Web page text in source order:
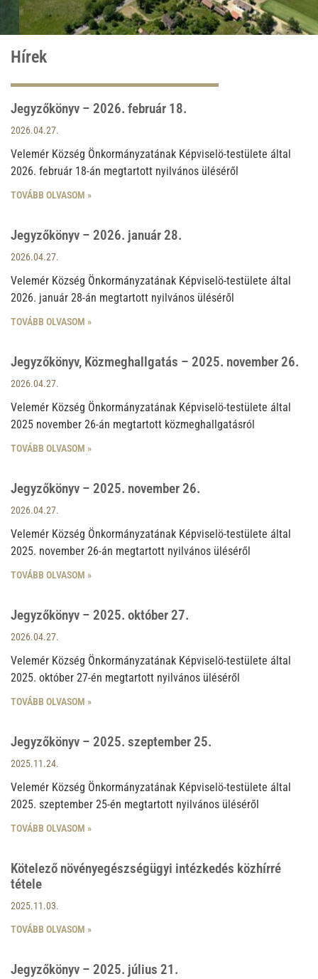
Hírek
Jegyzőkönyv – 2026. február 18.
2026.04.27.
Velemér Község Önkormányzatának Képviselö-testülete által
2026. február 18-án megtartott nyilvános üléséről
TOVÁBB OLVASOM »
Jegyzőkönyv – 2026. január 28.
2026.04.27.
Velemér Község Önkormányzatának Képviselö-testülete által
2026. január 28-án megtartott nyilvános üléséről
TOVÁBB OLVASOM »
Jegyzőkönyv, Közmeghallgatás – 2025. november 26.
2026.04.27.
Velemér Község Önkormányzatának Képviselö-testülete által
2025 november 26-án megtartott közmeghallgatásról
TOVÁBB OLVASOM »
Jegyzőkönyv – 2025. november 26.
2026.04.27.
Velemér Község Önkormányzatának Képviselö-testülete által
2025. november 26-án megtartott nyilvános üléséről
TOVÁBB OLVASOM »
Jegyzőkönyv – 2025. október 27.
2026.04.27.
Velemér Község Önkormányzatának Képviselö-testülete által
2025. október 27-én megtartott nyilvános üléséről
TOVÁBB OLVASOM »
Jegyzőkönyv – 2025. szeptember 25.
2025.11.24.
Velemér Község Önkormányzatának Képviselö-testülete által
2025. szeptember 25-én megtartott nyilvános üléséről
TOVÁBB OLVASOM »
Kötelező növényegészségügyi intézkedés közhírré
tétele
2025.11.03.
TOVÁBB OLVASOM »
Jegyzőkönyv – 2025. július 21.
OldalOldalOldalOldal